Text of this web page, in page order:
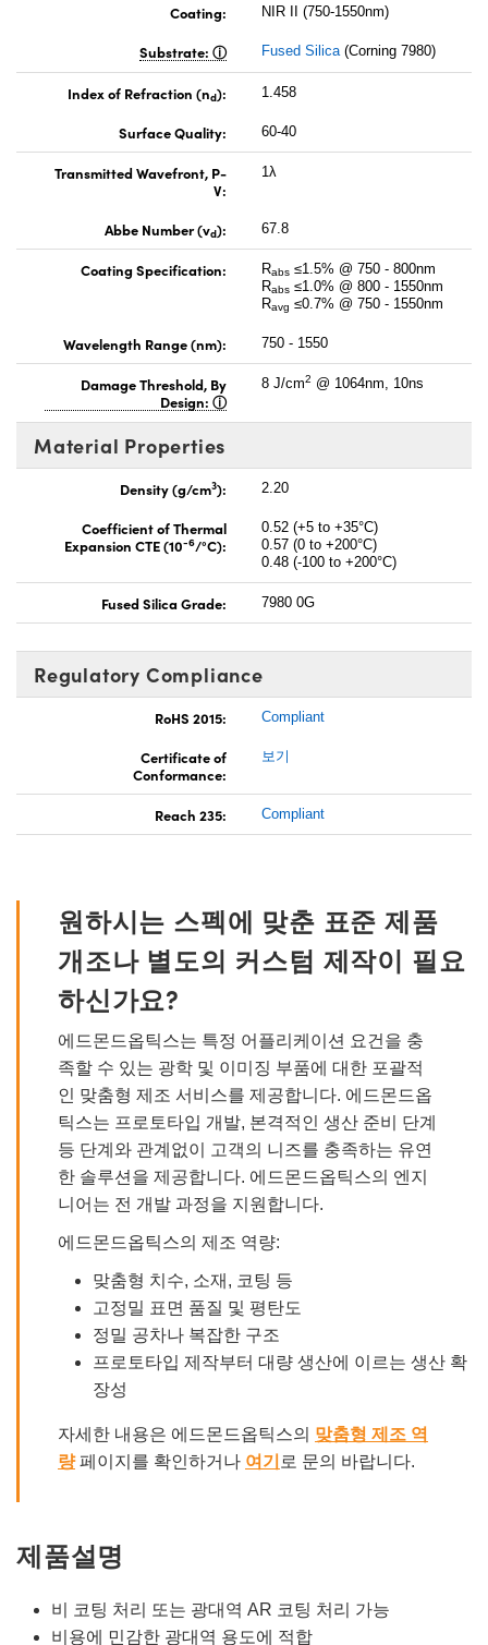
Coating: NIR II (750-1550nm)
Substrate: Fused Silica (Corning 7980)
Index of Refraction (nd): 1.458
Surface Quality: 60-40
Transmitted Wavefront, P-
V:
1λ
Abbe Number (vd): 67.8
Coating Specification: Rabs ≤1.5% @ 750 - 800nm
Rabs ≤1.0% @ 800 - 1550nm
Ravg ≤0.7% @ 750 - 1550nm
Wavelength Range (nm): 750 - 1550
Damage Threshold, By
Design:
8 J/cm2 @ 1064nm, 10ns
Material Properties
Density (g/cm3): 2.20
Coefficient of Thermal
Expansion CTE (10-6/°C):
0.52 (+5 to +35°C)
0.57 (0 to +200°C)
0.48 (-100 to +200°C)
Fused Silica Grade: 7980 0G
Regulatory Compliance
RoHS 2015: Compliant
Certificate of
Conformance:
보기
Reach 235: Compliant
원하시는 스펙에 맞춘 표준 제품
개조나 별도의 커스텀 제작이 필요
하신가요?
에드몬드옵틱스는 특정 어플리케이션 요건을 충
족할 수 있는 광학 및 이미징 부품에 대한 포괄적
인 맞춤형 제조 서비스를 제공합니다. 에드몬드옵
틱스는 프로토타입 개발, 본격적인 생산 준비 단계
등 단계와 관계없이 고객의 니즈를 충족하는 유연
한 솔루션을 제공합니다. 에드몬드옵틱스의 엔지
니어는 전 개발 과정을 지원합니다.
에드몬드옵틱스의 제조 역량:
맞춤형 치수, 소재, 코팅 등
고정밀 표면 품질 및 평탄도
정밀 공차나 복잡한 구조
프로토타입 제작부터 대량 생산에 이르는 생산 확
장성
자세한 내용은 에드몬드옵틱스의 맞춤형 제조 역
량페이지를 확인하거나 여기 로 문의 바랍니다.
제품설명
비 코팅 처리 또는 광대역 AR 코팅 처리 가능
비용에 민감한 광대역 용도에 적합